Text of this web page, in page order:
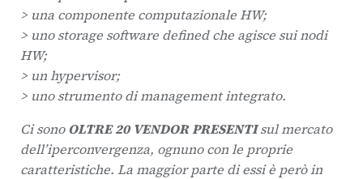
> una componente computazionale HW;
> uno storage software defined che agisce sui nodi
HW;
> un hypervisor;
> uno strumento di management integrato.
Ci sonoOLTRE 20 VENDOR PRESENTIsul mercato
dell’iperconvergenza, ognuno con le proprie
caratteristiche. La maggior parte di essi è però in